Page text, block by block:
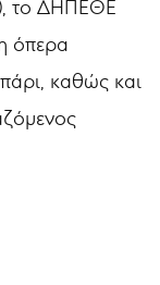
το ΔΗΠΕΘΕ
όπερα
καθώς και